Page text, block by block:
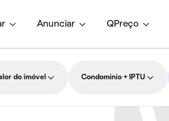
Anunciar QPreço
do imóvel Condomínio + IPTU